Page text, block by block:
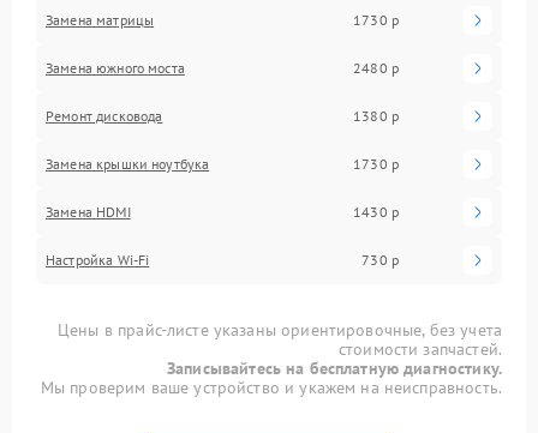
Замена матрицы 1730 р
Замена южного моста 2480 р
Ремонт дисковода 1380 р
Замена крышки ноутбука 1730 р
Замена HDMI 1430 р
Настройка Wi-Fi 730 р
Цены в прайс-листе указаны ориентировочные, без учета
стоимости запчастей.
Записывайтесь на бесплатную диагностику.
Мы проверим ваше устройство и укажем на неисправность.